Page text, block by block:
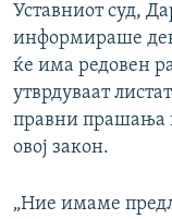
Уставниот суд,
информираше
ќе има редовен
утврдуваат
правни прашања
овој закон.
„Ние имаме